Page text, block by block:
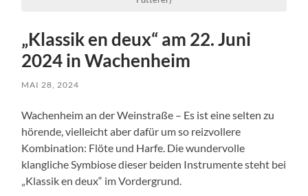
„Klassik en deux“ am 22. Juni
2024 in Wachenheim
MAI 28, 2024
Wachenheim an der Weinstraße – Es ist eine selten zu
hörende, vielleicht aber dafür um so reizvollere
Kombination: Flöte und Harfe. Die wundervolle
klangliche Symbiose dieser beiden Instrumente steht bei
„Klassik en deux“ im Vordergrund.